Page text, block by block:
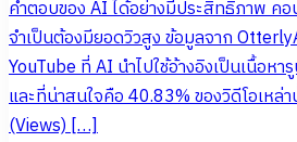
คำตอบของ AI ได้อย่างมีประสิทธิภาพ ค
จำเป็นต้องมียอดวิวสูง ข้อมูลจาก
YouTube ที่ AI นำไปใช้อ้างอิงเป็นเนื้อห
และที่น่าสนใจคือ 40.83% ของวิดีโอเหล่
(Views) […]